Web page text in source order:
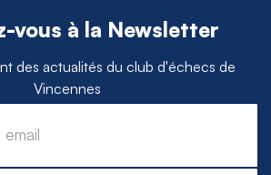
vous à la Newsletter
des actualités du club d'échecs de
Vincennes